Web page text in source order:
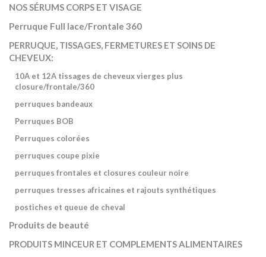
NOS SÉRUMS CORPS ET VISAGE
Perruque Full lace/Frontale 360
PERRUQUE, TISSAGES, FERMETURES ET SOINS DE
CHEVEUX:
10A et 12A tissages de cheveux vierges plus
closure/frontale/360
perruques bandeaux
Perruques BOB
Perruques colorées
perruques coupe pixie
perruques frontales et closures couleur noire
perruques tresses africaines et rajouts synthétiques
postiches et queue de cheval
Produits de beauté
PRODUITS MINCEUR ET COMPLEMENTS ALIMENTAIRES